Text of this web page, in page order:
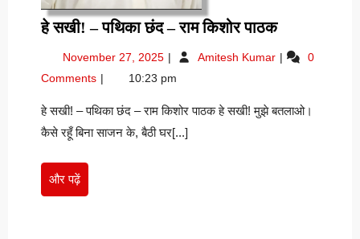
हे सखी! – पथिका छंद – राम किशोर पाठकहे
–
छंद
November 27, 2025 November
2025
Amitesh Kumar हे
पथिका
0
Comments
10:23 pm
हे सखी! – पथिका छंद – राम किशोर पाठक हे सखी! मुझे बतलाओ।
कैसे रहूँ बिना साजन के, बैठी घर[...]
और पढ़ेंऔर
पढ़ें